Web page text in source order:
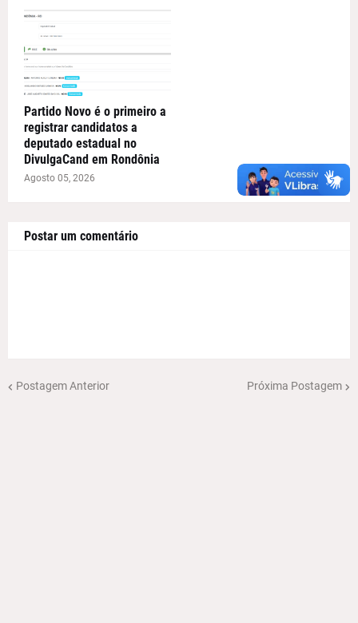
Partido Novo é o primeiro a
registrar candidatos a
deputado estadual no
DivulgaCand em Rondônia
Agosto 05, 2026
Postar um comentário
Postagem Anterior Próxima Postagem